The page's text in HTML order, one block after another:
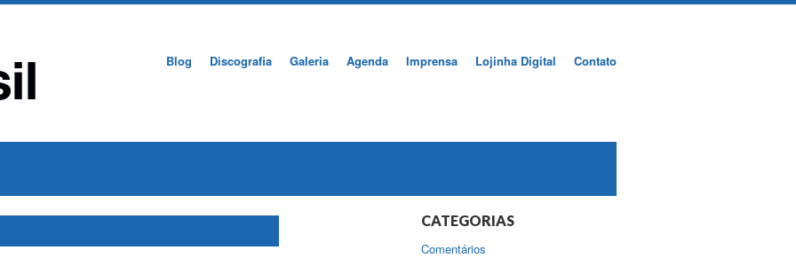
Blog Discografia Galeria Agenda Imprensa Lojinha Digital Contato
CATEGORIAS
Comentários